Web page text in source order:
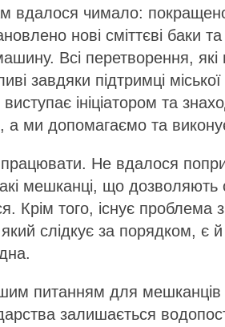
вдалося чимало:
нові сміттєві баки
Всі перетворення, які
завдяки підтримці
ініціатором та
а ми допомагаємо та
Не вдалося
мешканці, що дозволяють
Крім того, існує проблема
слідкує за порядком, є
питанням для мешканців
залишається